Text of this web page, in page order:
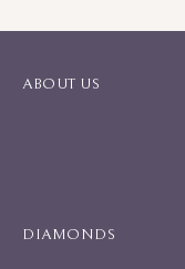
t
ABOUT US
DIAMONDS